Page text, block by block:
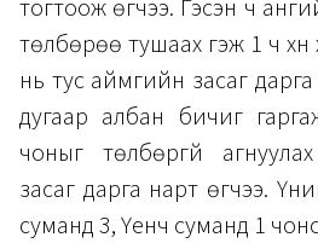
тогтоож өгчээ. Гэсэн ч
төлбөрөө тушаах гэж 1 ч хүн
нь тус аймгийн засаг
дугаар албан бичиг
чоныг төлбөргүй
засаг дарга нарт өгчээ.
суманд 3, Үенч суманд 1